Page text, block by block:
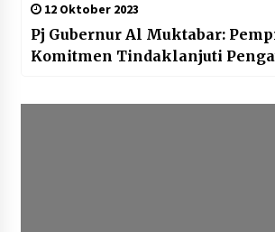
12 Oktober 2023
Pj Gubernur Al Muktabar:
Komitmen Tindaklanjuti